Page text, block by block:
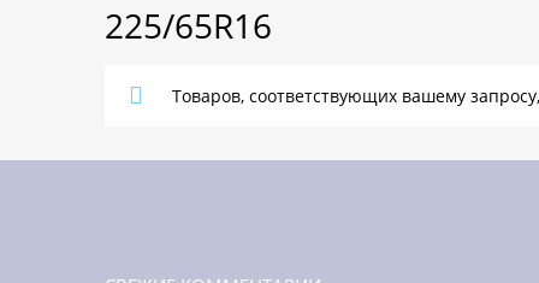
225/65R16
Товаров, соответствующих вашему